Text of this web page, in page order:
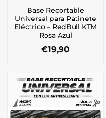
Base Recortable
Universal para Patinete
Eléctrico – RedBull KTM
Rosa Azul
€19,90